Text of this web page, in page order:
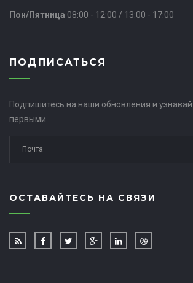
Пон/Пятница 08:00 - 12:00 / 13:00 - 17:00
ПОДПИСАТЬСЯ
Подпишитесь на наши обновления и
первыми.
ОСТАВАЙТЕСЬ НА СВЯЗИ